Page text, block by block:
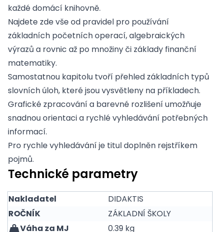
každé domácí knihovně.
Najdete zde vše od pravidel pro používání
základních početních operací, algebraických
výrazů a rovnic až po množiny či základy finanční
matematiky.
Samostatnou kapitolu tvoří přehled základních typů
slovních úloh, které jsou vysvětleny na příkladech.
Grafické zpracování a barevné rozlišení umožňuje
snadnou orientaci a rychlé vyhledávání potřebných
informací.
Pro rychle vyhledávání je titul doplněn rejstříkem
pojmů.
Technické parametry
Nakladatel
DIDAKTIS
ROČNÍK
ZÁKLADNÍ ŠKOLY
Váha za MJ
0.39 kg